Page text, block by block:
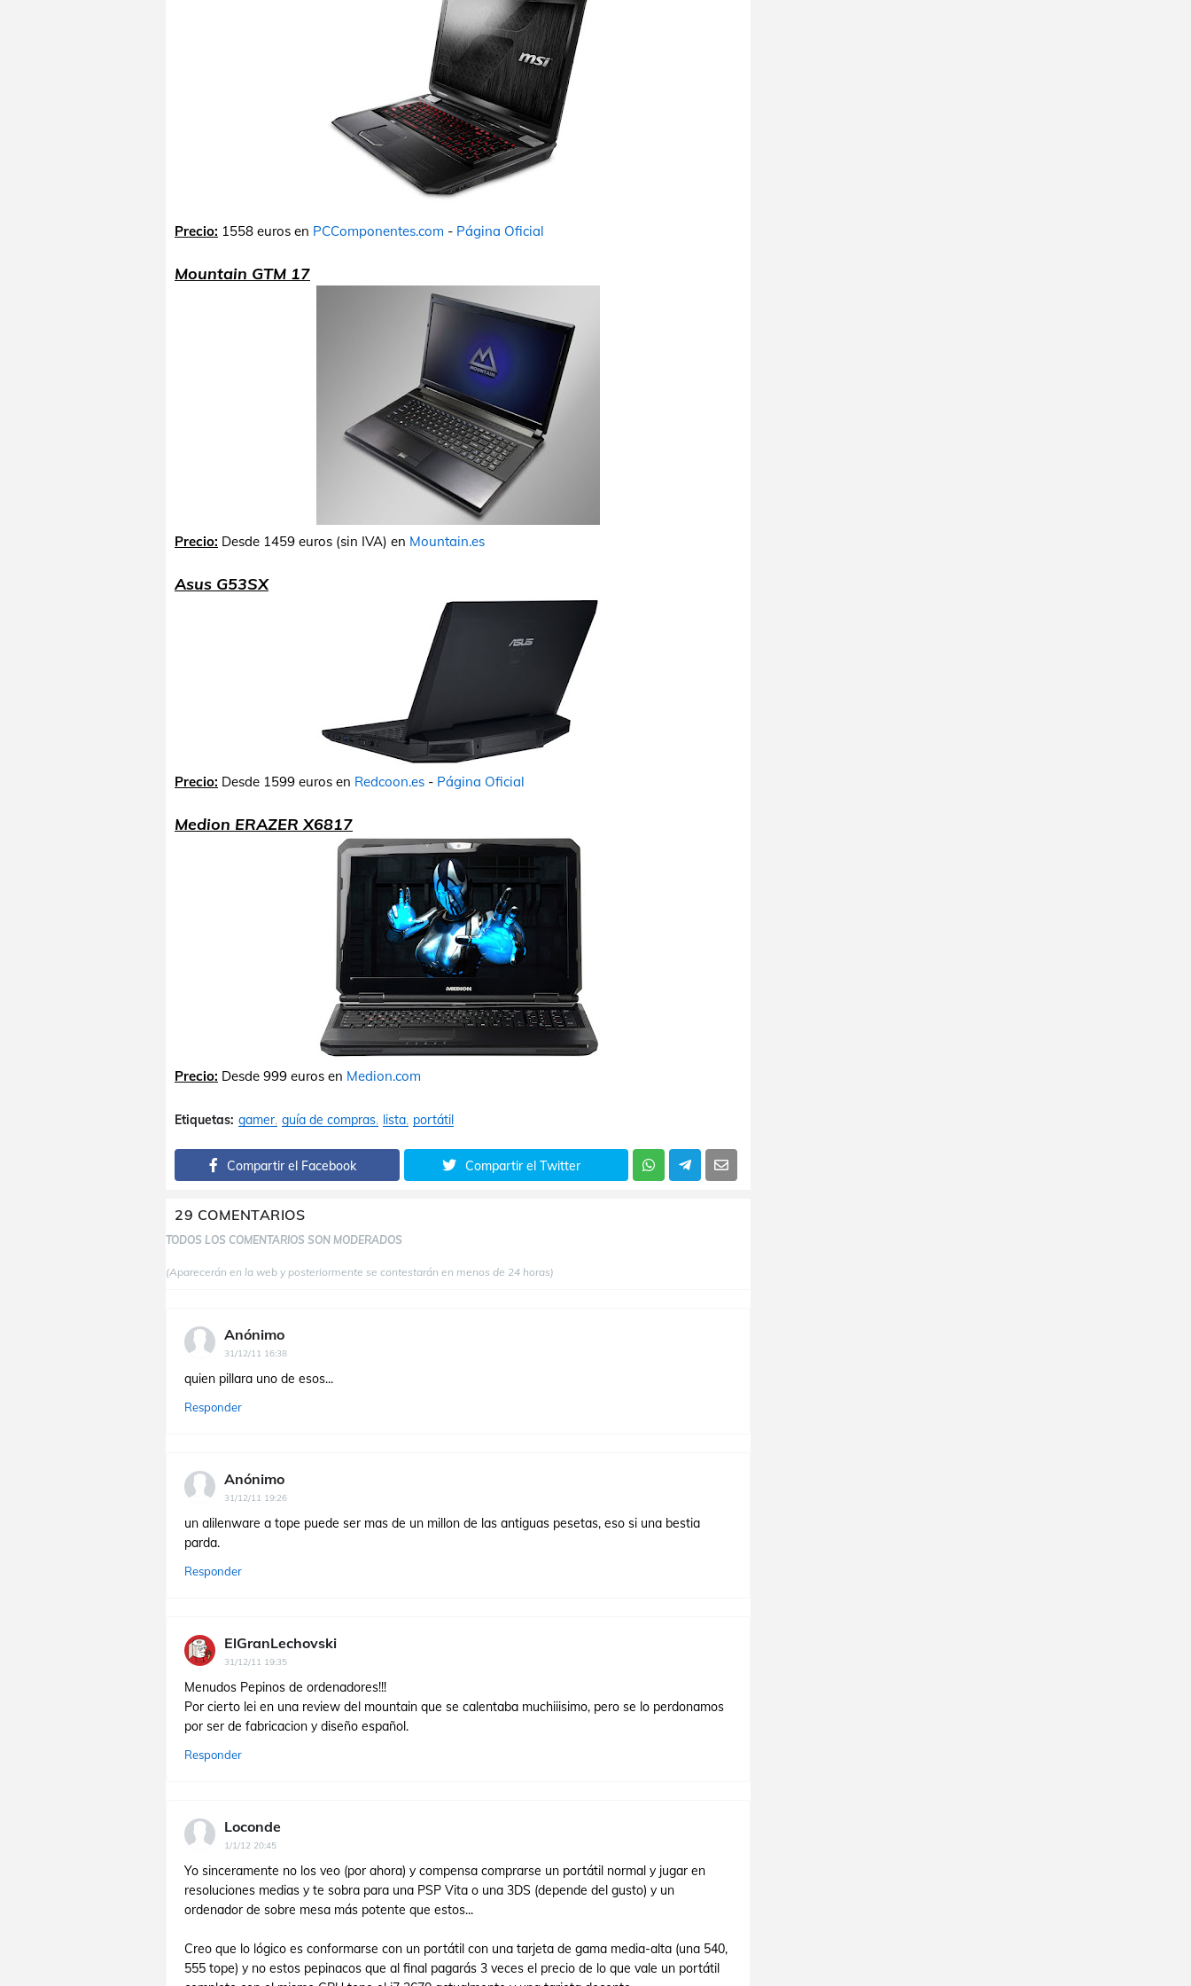
Precio: 1558 euros en PCComponentes.com - Página Oficial
Mountain GTM 17
Precio: Desde 1459 euros (sin IVA) en Mountain.es
Asus G53SX
Precio: Desde 1599 euros en Redcoon.es - Página Oficial
Medion ERAZER X6817
Precio: Desde 999 euros en Medion.com
Etiquetas: gamer guía de compras lista portátil
Compartir el Facebook Compartir el Twitter
29 COMENTARIOS
TODOS LOS COMENTARIOS SON MODERADOS
(Aparecerán en la web y posteriormente se contestarán en menos de 24 horas)
Anónimo
31/12/11 16:38
quien pillara uno de esos...
Responder
Anónimo
31/12/11 19:26
un alilenware a tope puede ser mas de un millon de las antiguas pesetas, eso si una bestia
parda.
Responder
ElGranLechovski
31/12/11 19:35
Menudos Pepinos de ordenadores!!!
Por cierto lei en una review del mountain que se calentaba muchiiisimo, pero se lo perdonamos
por ser de fabricacion y diseño español.
Responder
Loconde
1/1/12 20:45
Yo sinceramente no los veo (por ahora) y compensa comprarse un portátil normal y jugar en
resoluciones medias y te sobra para una PSP Vita o una 3DS (depende del gusto) y un
ordenador de sobre mesa más potente que estos...
Creo que lo lógico es conformarse con un portátil con una tarjeta de gama media-alta (una 540,
555 tope) y no estos pepinacos que al final pagarás 3 veces el precio de lo que vale un portátil